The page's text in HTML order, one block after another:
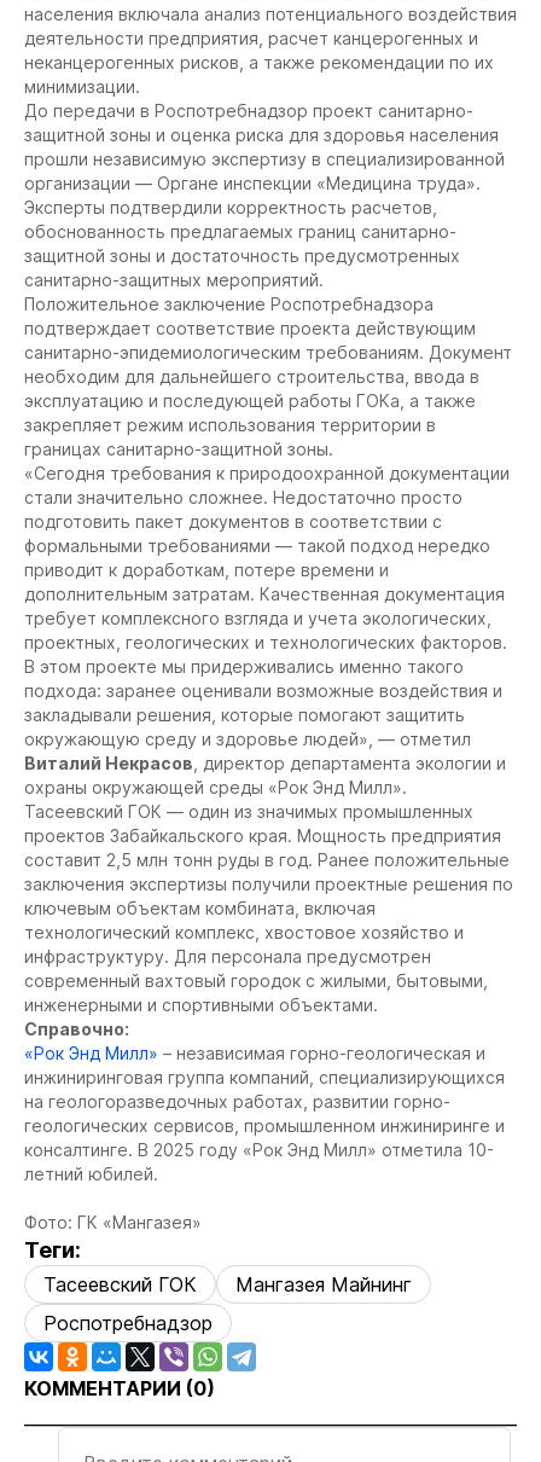
населения включала анализ потенциального воздействия
деятельности предприятия, расчет канцерогенных и
неканцерогенных рисков, а также рекомендации по их
минимизации.
До передачи в Роспотребнадзор проект санитарно-
защитной зоны и оценка риска для здоровья населения
прошли независимую экспертизу в специализированной
организации — Органе инспекции «Медицина труда».
Эксперты подтвердили корректность расчетов,
обоснованность предлагаемых границ санитарно-
защитной зоны и достаточность предусмотренных
санитарно-защитных мероприятий.
Положительное заключение Роспотребнадзора
подтверждает соответствие проекта действующим
санитарно-эпидемиологическим требованиям. Документ
необходим для дальнейшего строительства, ввода в
эксплуатацию и последующей работы ГОКа, а также
закрепляет режим использования территории в
границах санитарно-защитной зоны.
«Сегодня требования к природоохранной документации
стали значительно сложнее. Недостаточно просто
подготовить пакет документов в соответствии с
формальными требованиями — такой подход нередко
приводит к доработкам, потере времени и
дополнительным затратам. Качественная документация
требует комплексного взгляда и учета экологических,
проектных, геологических и технологических факторов.
В этом проекте мы придерживались именно такого
подхода: заранее оценивали возможные воздействия и
закладывали решения, которые помогают защитить
окружающую среду и здоровье людей» , — отметил
Виталий Некрасов , директор департамента экологии и
охраны окружающей среды «Рок Энд Милл».
Тасеевский ГОК — один из значимых промышленных
проектов Забайкальского края. Мощность предприятия
составит 2,5 млн тонн руды в год. Ранее положительные
заключения экспертизы получили проектные решения по
ключевым объектам комбината, включая
технологический комплекс, хвостовое хозяйство и
инфраструктуру. Для персонала предусмотрен
современный вахтовый городок с жилыми, бытовыми,
инженерными и спортивными объектами.
Справочно:
«Рок Энд Милл» – независимая горно-геологическая и
инжиниринговая группа компаний, специализирующихся
на геологоразведочных работах, развитии горно-
геологических сервисов, промышленном инжиниринге и
консалтинге. В 2025 году «Рок Энд Милл» отметила 10-
летний юбилей.
Фото: ГК «Мангазея»
Теги:
Тасеевский ГОК
Мангазея Майнинг
Роспотребнадзор
КОММЕНТАРИИ (0)